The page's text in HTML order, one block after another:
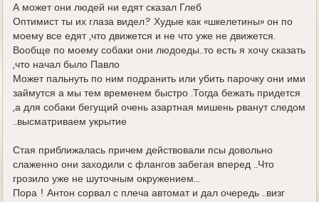
А может они людей ни едят сказал Глеб
Оптимист ты их глаза видел? Худые как «шкелетины» он по
моему все едят ,что движется и не что уже не движется.
Вообще по моему собаки они людоеды..то есть я хочу сказать
,что начал было Павло
Может пальнуть по ним подранить или убить парочку они ими
займутся а мы тем временем быстро .Тогда бежать придется
,а для собаки бегущий очень азартная мишень рванут следом
..высматриваем укрытие
Стая приближалась причем действовали псы довольно
слаженно они заходили с флангов забегая вперед ..Что
грозило уже не шуточным окружением…
Пора ! Антон сорвал с плеча автомат и дал очередь ..визг